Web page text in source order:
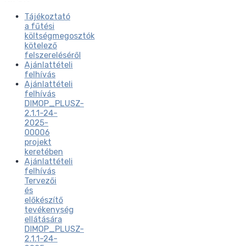
Tájékoztató
a fűtési
költségmegosztók
kötelező
felszereléséről
Ajánlattételi
felhívás
Ajánlattételi
felhívás
DIMOP_PLUSZ-
2.1.1-24-
2025-
00006
projekt
keretében
Ajánlattételi
felhívás
Tervezői
és
előkészítő
tevékenység
ellátására
DIMOP_PLUSZ-
2.1.1-24-